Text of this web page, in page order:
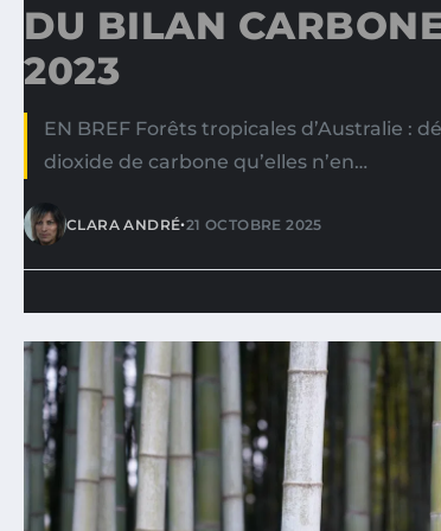
DU BILAN
2023
EN BREF Forêts tropicales d’Australie :
dioxide de carbone qu’elles n’en…
CLARA ANDRÉ•21 OCTOBRE 2025